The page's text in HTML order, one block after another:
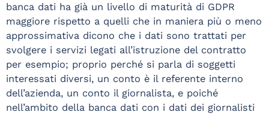
banca dati ha già un livello di maturità di GDPR
maggiore rispetto a quelli che in maniera più o meno
approssimativa dicono che i dati sono trattati per
svolgere i servizi legati all’istruzione del contratto
per esempio; proprio perché si parla di soggetti
interessati diversi, un conto è il referente interno
dell’azienda, un conto il giornalista, e poiché
nell’ambito della banca dati con i dati dei giornalisti